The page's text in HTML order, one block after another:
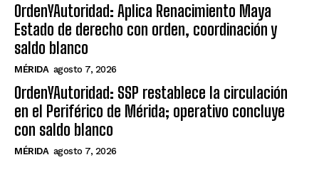
OrdenYAutoridad: Aplica Renacimiento Maya
Estado de derecho con orden, coordinación y
saldo blanco
MÉRIDA agosto 7, 2026
OrdenYAutoridad: SSP restablece la circulación
en el Periférico de Mérida; operativo concluye
con saldo blanco
MÉRIDA agosto 7, 2026